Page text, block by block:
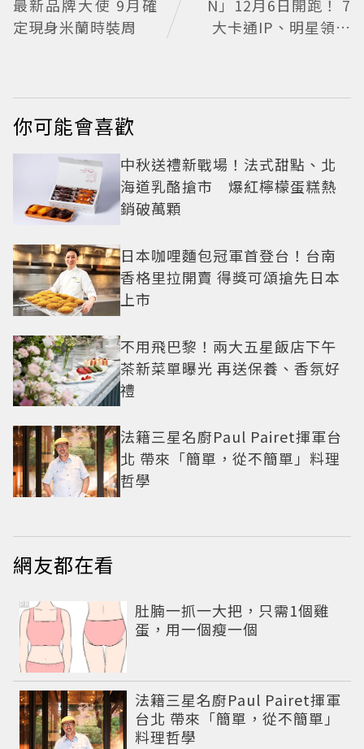
最新品牌大使 9月確
定現身米蘭時裝周
N」12月6日開跑！ 7
大卡通IP、明星領跑
你可能會喜歡
中秋送禮新戰場！法式甜點、北
海道乳酪搶市 爆紅檸檬蛋糕熱
銷破萬顆
日本咖哩麵包冠軍首登台！台南
香格里拉開賣 得獎可頌搶先日本
上市
不用飛巴黎！兩大五星飯店下午
茶新菜單曝光 再送保養、香氛好
禮
法籍三星名廚Paul Pairet揮軍台
北 帶來「簡單，從不簡單」料理
哲學
網友都在看
肚腩一抓一大把，只需1個雞
蛋，用一個瘦一個
PR
法籍三星名廚Paul Pairet揮軍
台北 帶來「簡單，從不簡單」
料理哲學